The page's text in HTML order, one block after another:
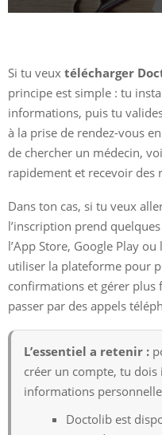
Si tu veux télécharger
principe est simple : tu
informations, puis tu
à la prise de rendez-vous
de chercher un médecin,
rapidement et recevoir des
Dans ton cas, si tu veux
l’inscription prend
l’App Store, Google Play
utiliser la plateforme pour
confirmations et gérer plus
passer par des appels
L’essentiel a retenir :
créer un compte, tu dois
informations
Doctolib est